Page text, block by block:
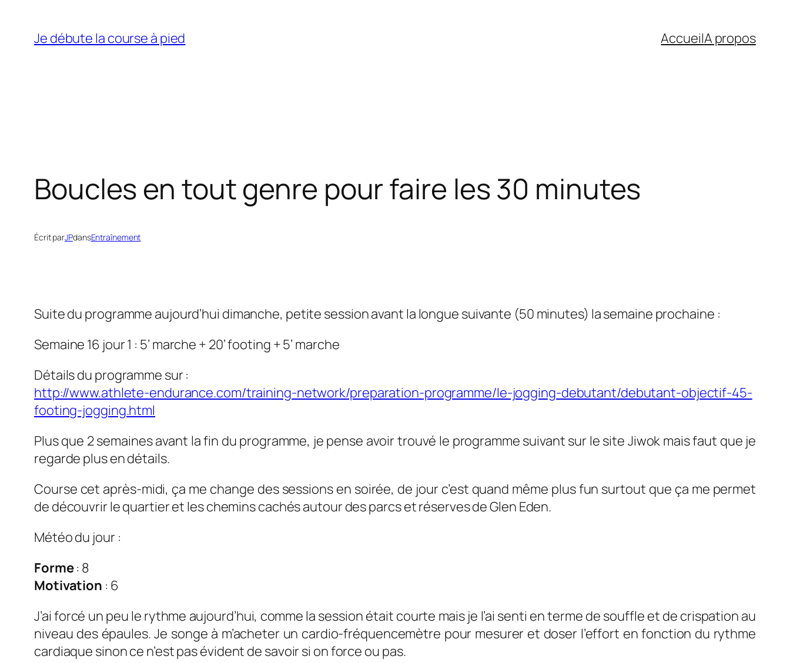
contenu
Je débute la course à pied AccueilA propos
Boucles en tout genre pour faire les 30 minutes
Écrit parJPdansEntraînement
Suite du programme aujourd’hui dimanche, petite session avant la longue suivante (50 minutes) la semaine prochaine :
Semaine 16 jour 1 : 5’ marche + 20’ footing + 5’ marche
Détails du programme sur :
http://www.athlete-endurance.com/training-network/preparation-programme/le-jogging-debutant/debutant-objectif-45-
footing-jogging.html
Plus que 2 semaines avant la fin du programme, je pense avoir trouvé le programme suivant sur le site Jiwok mais faut que je
regarde plus en détails.
Course cet après-midi, ça me change des sessions en soirée, de jour c’est quand même plus fun surtout que ça me permet
de découvrir le quartier et les chemins cachés autour des parcs et réserves de Glen Eden.
Météo du jour :
Forme: 8
Motivation : 6
J’ai forcé un peu le rythme aujourd’hui, comme la session était courte mais je l’ai senti en terme de souffle et de crispation au
niveau des épaules. Je songe à m’acheter un cardio-fréquencemètre pour mesurer et doser l’effort en fonction du rythme
cardiaque sinon ce n’est pas évident de savoir si on force ou pas.